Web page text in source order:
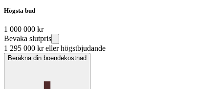
Högsta bud
1 000 000 kr
Bevaka slutpris
1 295 000 kr eller högstbjudande
Beräkna din boendekostnad